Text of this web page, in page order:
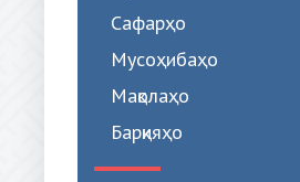
Сафарҳо
Мусоҳибаҳо
Мақолаҳо
Барқияҳо